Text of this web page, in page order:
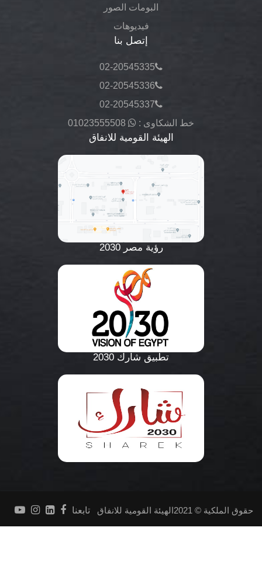
البومات الصور
فيديوهات
إتصل بنا
02-20545335
02-20545336
02-20545337
خط الشكاوى :
01023555508
الهيئة القومية للانفاق
رؤية مصر 2030
تطبيق شارك 2030
حقوق الملكية © 2021الهيئة القومية للانفاق تابعنا